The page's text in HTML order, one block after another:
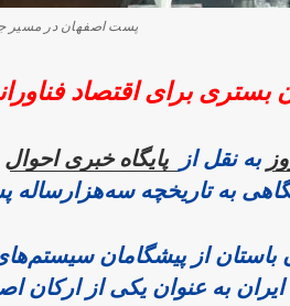
پست اصفهان در مسیر
برای اقتصاد
به نقل از پایگاه خبری احوال
پست در ایران آغاز کرد.